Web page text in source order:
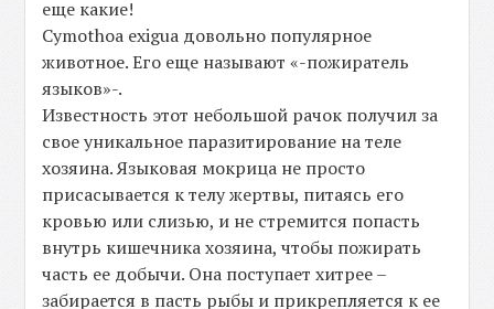
еще какие!
Cymothoa exigua довольно популярное
животное. Его еще называют «-пожиратель
языков»-.
Известность этот небольшой рачок получил за
свое уникальное паразитирование на теле
хозяина. Языковая мокрица не просто
присасывается к телу жертвы, питаясь его
кровью или слизью, и не стремится попасть
внутрь кишечника хозяина, чтобы пожирать
часть ее добычи. Она поступает хитрее –
забирается в пасть рыбы и прикрепляется к ее